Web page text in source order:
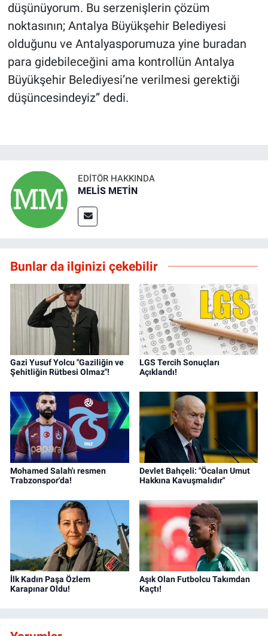
düşünüyorum. Bu serzenişlerin çözüm
noktasının; Antalya Büyükşehir Belediyesi
olduğunu ve Antalyasporumuza yine buradan
para gidebileceğini ama kontrollün Antalya
Büyükşehir Belediyesi’ne verilmesi gerektiği
düşüncesindeyiz” dedi.
EDITÖR HAKKINDA
MELİS METİN
Bunlar da ilginizi çekebilir
Gazi Yusuf Yolcu "Gaziliğin ve
Şehitliğin Rütbesi Olmaz"!
LGS Tercih Sonuçları
Açıklandı!
Mohamed Salah'ı resmen
Trabzonspor'da!
Devlet Bahçeli: "Öcalan Umut
Hakkına Kavuşmalıdır"
İlk Kadın Paşa Özlem
Karapınar Oldu!
Aşık Olan Futbolcu Takımdan
Kaçtı!